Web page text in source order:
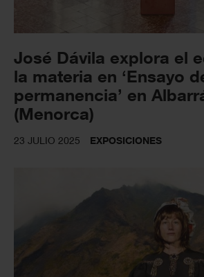
José Dávila explora el
la materia en ‘Ensayo
permanencia’ en
(Menorca)
23 JULIO 2025 EXPOSICIONES